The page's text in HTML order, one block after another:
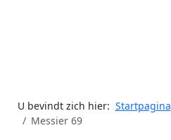
U bevindt zich hier: Startpagina
Messier 69